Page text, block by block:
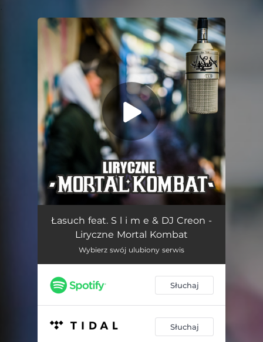
You're all set!
Liryczne Mortal Kombat (feat. S l i m e & DJ Creon) 03:07
Łasuch feat. S l i m e & DJ Creon -
Liryczne Mortal Kombat
Wybierz swój ulubiony serwis
Słuchaj
Słuchaj